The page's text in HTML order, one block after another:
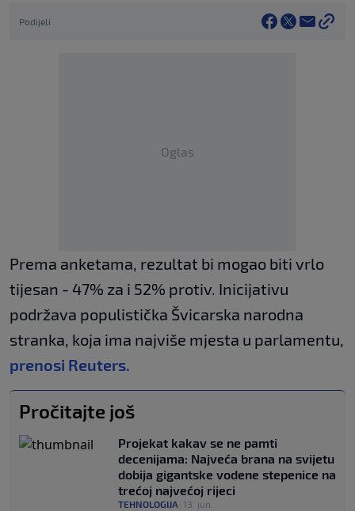
Podijeli
Oglas
Prema anketama, rezultat bi mogao biti vrlo
tijesan - 47% za i 52% protiv. Inicijativu
podržava populistička Švicarska narodna
stranka, koja ima najviše mjesta u parlamentu,
prenosi Reuters.
Pročitajte još
Projekat kakav se ne pamti
decenijama: Najveća brana na svijetu
dobija gigantske vodene stepenice na
trećoj najvećoj rijeci
TEHNOLOGIJA 13. jun.